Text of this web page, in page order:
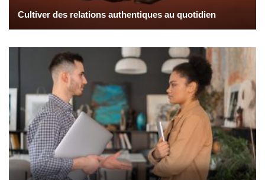
Cultiver des relations authentiques au quotidien